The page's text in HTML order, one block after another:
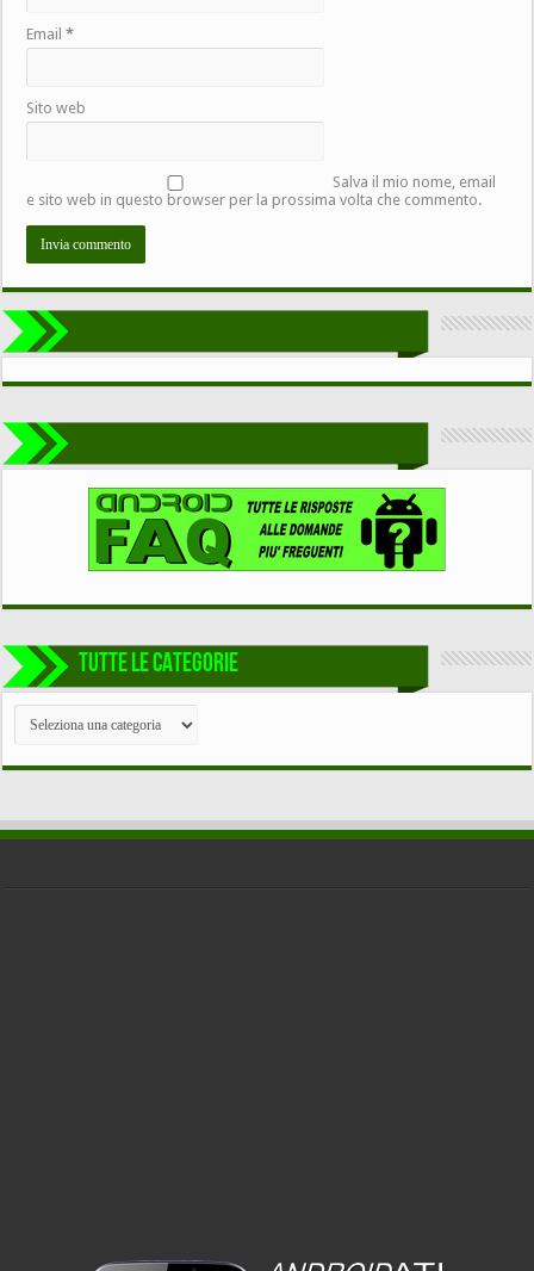
Email*
Sito web
Salva il mio nome, email
e sito web in questo browser per la prossima volta che commento.
TUTTE LE CATEGORIE
TUTTE
CATEGORIE